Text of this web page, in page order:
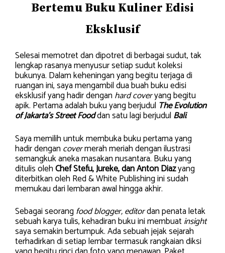
Bertemu Buku Kuliner Edisi
Eksklusif
Selesai memotret dan dipotret di berbagai sudut, tak
lengkap rasanya menyusur setiap sudut koleksi
bukunya. Dalam keheningan yang begitu terjaga di
ruangan ini, saya mengambil dua buah buku edisi
eksklusif yang hadir dengan hard coveryang begitu
apik. Pertama adalah buku yang berjudul The Evolution
of Jakarta’s Street Fooddan satu lagi berjudul Bali.
Saya memilih untuk membuka buku pertama yang
hadir dengan covermerah meriah dengan ilustrasi
semangkuk aneka masakan nusantara. Buku yang
ditulis olehChef Stefu, Jureke, dan Anton Diazyang
diterbitkan oleh Red & White Publishing ini sudah
memukau dari lembaran awal hingga akhir.
Sebagai seorang food blogger, editordan penata letak
sebuah karya tulis, kehadiran buku ini membuatinsight
saya semakin bertumpuk. Ada sebuah jejak sejarah
terhadirkan di setiap lembar termasuk rangkaian diksi